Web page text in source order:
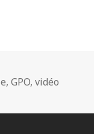
,GPO,vidéo